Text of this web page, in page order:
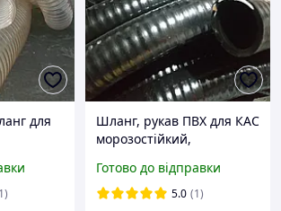
для
Шланг, рукав ПВХ для КАС
морозостійкий,
Готово до відправки
5.0 (1)